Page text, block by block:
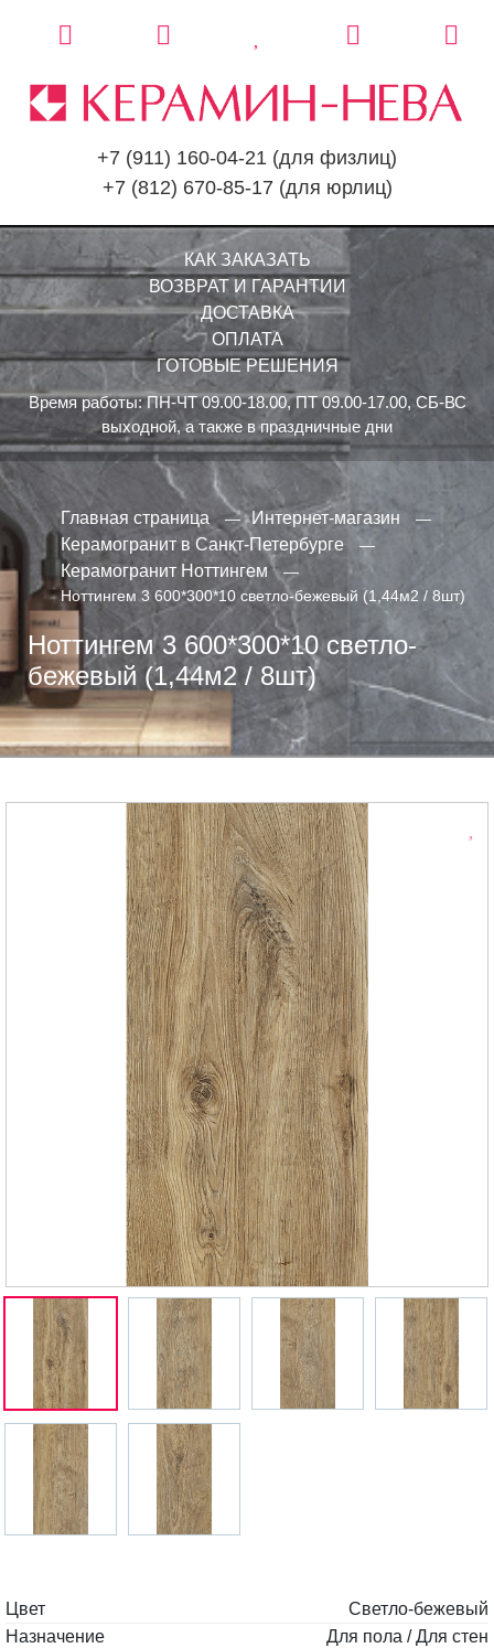
+7 (911) 160-04-21 (для физлиц)
+7 (812) 670-85-17 (для юрлиц)
КАК ЗАКАЗАТЬ
ВОЗВРАТ И ГАРАНТИИ
ДОСТАВКА
ОПЛАТА
ГОТОВЫЕ РЕШЕНИЯ
Время работы: ПН-ЧТ 09.00-18.00, ПТ 09.00-17.00, СБ-ВС
выходной, а также в праздничные дни
Главная страница
Интернет-магазин
Керамогранит в Санкт-Петербурге
Керамогранит Ноттингем
Ноттингем 3 600*300*10 светло-бежевый (1,44м2 / 8шт)
Ноттингем 3 600*300*10 светло-
бежевый (1,44м2 / 8шт)
Цвет
Светло-бежевый
Назначение
Для пола / Для стен